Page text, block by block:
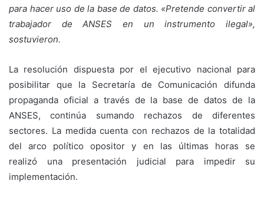
para hacer uso de la base de datos. «Pretende convertir al
trabajador de ANSES en un instrumento ilegal»,
sostuvieron.
La resolución dispuesta por el ejecutivo nacional para
posibilitar que la Secretaría de Comunicación difunda
propaganda oficial a través de la base de datos de la
ANSES, continúa sumando rechazos de diferentes
sectores. La medida cuenta con rechazos de la totalidad
del arco político opositor y en las últimas horas se
realizó una presentación judicial para impedir su
implementación.